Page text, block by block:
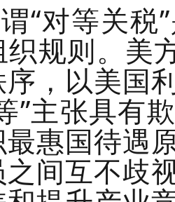
“对等关税
规则。美
，以美国
”主张具有
惠国待遇
间互不歧